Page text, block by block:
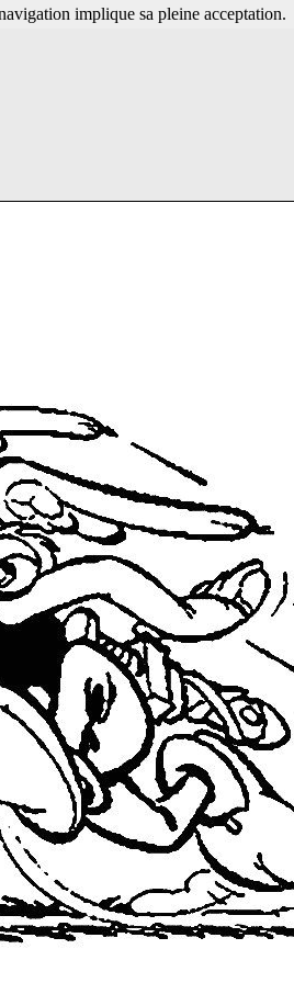
implique sa pleine acceptation.